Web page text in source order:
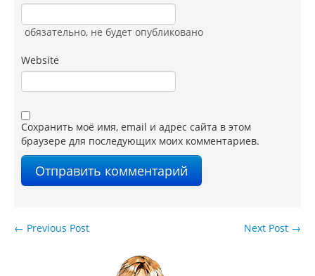
обязательно, не будет опубликовано
Website
Сохранить моё имя, email и адрес сайта в этом
браузере для последующих моих комментариев.
Next Post →
← Previous Post